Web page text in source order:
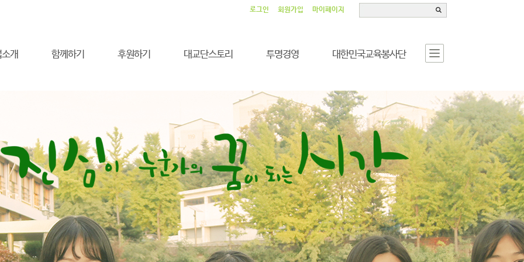
로그인 회원가입 마이페이지
개 함께하기 후원하기 대교단스토리 투명경영 대한민국교육봉사단
0